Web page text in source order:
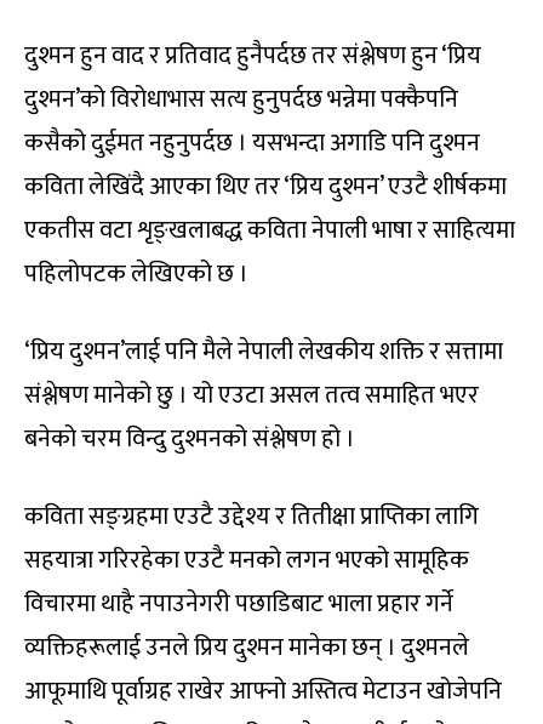
दुश्मन हुन वाद र प्रतिवाद हुनैपर्दछ तर संश्लेषण हुन ‘प्रिय
दुश्मन’को विरोधाभास सत्य हुनुपर्दछ भन्नेमा पक्कैपनि
कसैको दुईमत नहुनुपर्दछ । यसभन्दा अगाडि पनि दुश्मन
कविता लेखिंदै आएका थिए तर ‘प्रिय दुश्मन’ एउटै शीर्षकमा
एकतीस वटा शृङ्खलाबद्ध कविता नेपाली भाषा र साहित्यमा
पहिलोपटक लेखिएको छ ।
‘प्रिय दुश्मन’लाई पनि मैले नेपाली लेखकीय शक्ति र सत्तामा
संश्लेषण मानेको छु । यो एउटा असल तत्व समाहित भएर
बनेको चरम विन्दु दुश्मनको संश्लेषण हो ।
कविता सङ्ग्रहमा एउटै उद्देश्य र तितीक्षा प्राप्तिका लागि
सहयात्रा गरिरहेका एउटै मनको लगन भएको सामूहिक
विचारमा थाहै नपाउनेगरी पछाडिबाट भाला प्रहार गर्ने
व्यक्तिहरूलाई उनले प्रिय दुश्मन मानेका छन् । दुश्मनले
आफूमाथि पूर्वाग्रह राखेर आफ्नो अस्तित्व मेटाउन खोजेपनि